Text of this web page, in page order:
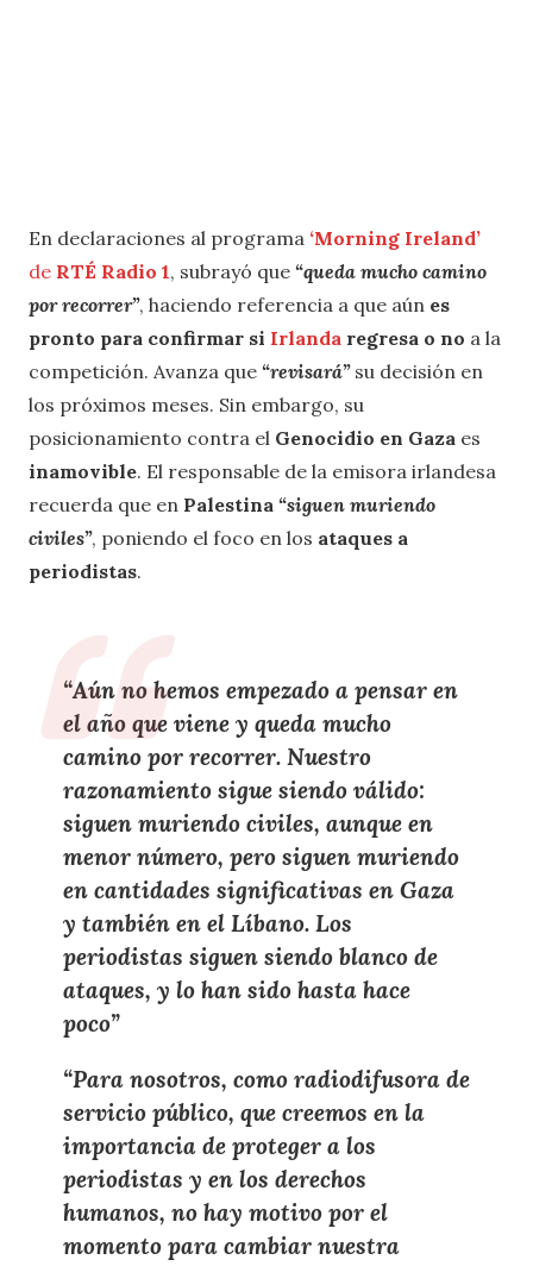
En declaraciones al programa ‘Morning Ireland’
de RTÉ Radio 1, subrayó que “queda mucho camino
por recorrer”, haciendo referencia a que aún es
pronto para confirmar si Irlanda regresa o no a la
competición. Avanza que “revisará”su decisión en
los próximos meses. Sin embargo, su
posicionamiento contra el Genocidio en Gaza es
inamovible. El responsable de la emisora irlandesa
recuerda que en Palestina “siguen muriendo
civiles”, poniendo el foco en los ataques a
periodistas.
“Aún no hemos empezado a pensar en
el año que viene y queda mucho
camino por recorrer. Nuestro
razonamiento sigue siendo válido:
siguen muriendo civiles, aunque en
menor número, pero siguen muriendo
en cantidades significativas en Gaza
y también en el Líbano. Los
periodistas siguen siendo blanco de
ataques, y lo han sido hasta hace
poco”
“Para nosotros, como radiodifusora de
servicio público, que creemos en la
importancia de proteger a los
periodistas y en los derechos
humanos, no hay motivo por el
momento para cambiar nuestra